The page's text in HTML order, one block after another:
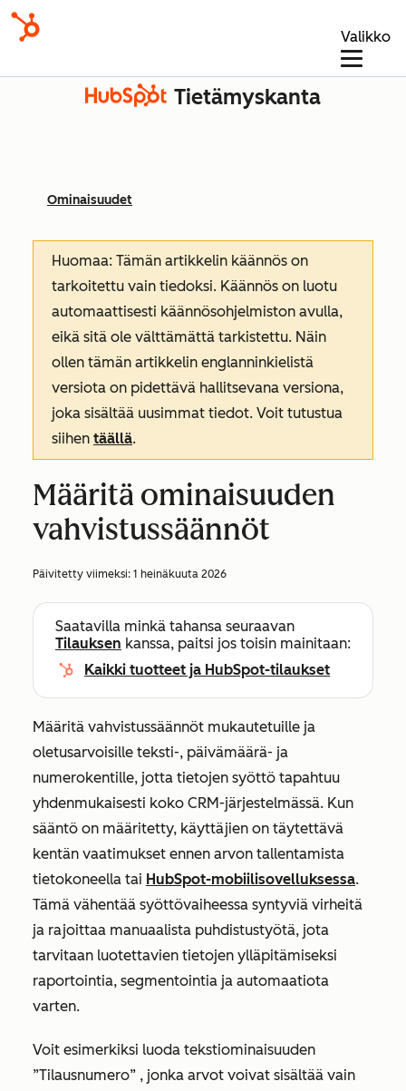
Valikko
Tietämyskanta
Ominaisuudet
Huomaa: Tämän artikkelin käännös on
tarkoitettu vain tiedoksi. Käännös on luotu
automaattisesti käännösohjelmiston avulla,
eikä sitä ole välttämättä tarkistettu. Näin
ollen tämän artikkelin englanninkielistä
versiota on pidettävä hallitsevana versiona,
joka sisältää uusimmat tiedot. Voit tutustua
siihen täällä.
Määritä ominaisuuden
vahvistussäännöt
Päivitetty viimeksi: 1 heinäkuuta 2026
Saatavilla minkä tahansa seuraavan
Tilauksen kanssa, paitsi jos toisin mainitaan:
Kaikki tuotteet ja HubSpot-tilaukset
Määritä vahvistussäännöt mukautetuille ja
oletusarvoisille teksti-, päivämäärä- ja
numerokentille, jotta tietojen syöttö tapahtuu
yhdenmukaisesti koko CRM-järjestelmässä. Kun
sääntö on määritetty, käyttäjien on täytettävä
kentän vaatimukset ennen arvon tallentamista
tietokoneella tai HubSpot-mobiilisovelluksessa.
Tämä vähentää syöttövaiheessa syntyviä virheitä
ja rajoittaa manuaalista puhdistustyötä, jota
tarvitaan luotettavien tietojen ylläpitämiseksi
raportointia, segmentointia ja automaatiota
varten.
Voit esimerkiksi luoda tekstiominaisuuden
”Tilausnumero” , jonka arvot voivat sisältää vain